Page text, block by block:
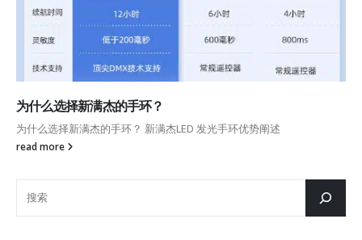
为什么选择新满杰的手环？
为什么选择新满杰的手环？ 新满杰LED 发光手环优势阐述
read more